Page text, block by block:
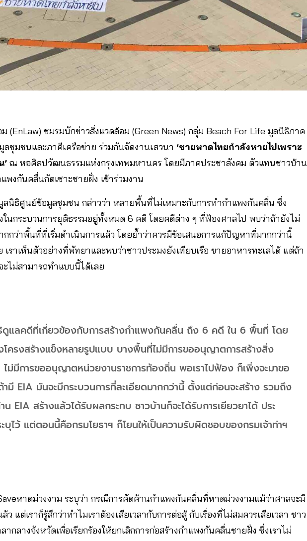
(EnLaw) ชมรมนักข่าวสิ่งแวดล้อม (Green News) กลุ่ม Beach For Life มูลนิธิภาค
ชุมชนและภาคีเครือข่าย ร่วมกันจัดงานเสวนา ‘ชายหาดไทยกำลังหายไปเพราะ
ณ หอศิลปวัฒนธรรมแห่งกรุงเทพมหานคร โดยมีภาคประชาสังคม ตัวแทนชาวบ้าน
พงกันคลื่นกัดเซาะชายฝั่ง เข้าร่วมงาน
ลนิธิศูนย์ข้อมูลชุมชน กล่าวว่า หลายพื้นที่ไม่เหมาะกับการทำกำแพงกันคลื่น ซึ่ง
นกระบวนการยุติธรรมอยู่ทั้งหมด 6 คดี โดยคดีต่าง ๆ ที่ฟ้องศาลไป พบว่าถ้ายังไม่
กกว่าพื้นที่ที่เริ่มดำเนินการแล้ว โดยย้ำว่าควรมีข้อเสนอการแก้ปัญหาที่มากกว่านี้
ราเห็นตัวอย่างที่พัทยาและพบว่าชาวประมงยังเทียบเรือ ขายอาหารทะเลได้ แต่ถ้า
ไม่สามารถทำแบบนี้ได้เลย
ดูแลคดีที่เกี่ยวข้องกับการสร้างกำแพงกันคลื่น ถึง 6 คดี ใน 6 พื้นที่ โดย
โครงสร้างแข็งหลายรูปแบบ บางพื้นที่ไม่มีการขออนุญาตการสร้างสิ่ง
ไม่มีการขออนุญาตหน่วยงานราชการท้องถิ่น พอเราไปฟ้อง ก็เพิ่งจะมาขอ
EIA มันจะมีกระบวนการที่ละเอียดมากกว่านี้ ตั้งแต่ก่อนจะสร้าง รวมถึง
น EIA สร้างแล้วได้รับผลกระทบ ชาวบ้านก็จะได้รับการเยียวยาได้ ประ
บุไว้ แต่ตอนนี้คือกรมโยธาฯ ก็โยนให้เป็นความรับผิดชอบของกรมเจ้าท่าฯ
หาดม่วงงาม ระบุว่า กรณีการคัดค้านกำแพงกันคลื่นที่หาดม่วงงามแม้ว่าศาลจะมี
ว แต่เราก็รู้สึกว่าทำไมเราต้องเสียเวลากับการต่อสู้ กับเรื่องที่ไม่สมควรเสียเวลา ชาว
กลางจังหวัดเพื่อเรียกร้องให้ยกเลิกการก่อสร้างกำแพงกันคลื่นชายฝั่ง ซึ่งเราไม่